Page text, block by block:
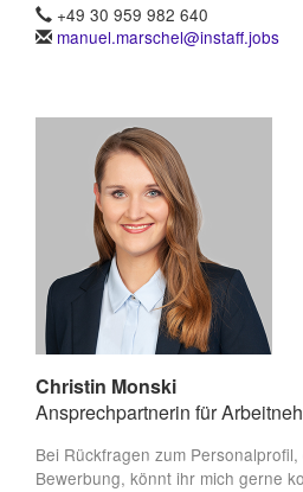
+49 30 959 982 640
manuel.marschel@instaff.jobs
Christin Monski
Ansprechpartnerin für
Bei Rückfragen zum
Bewerbung, könnt ihr mich gerne